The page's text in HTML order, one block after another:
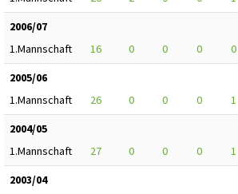
2006/07
1.Mannschaft
16 0 0 0 0
2005/06
1.Mannschaft
26 0 0 0 1
2004/05
1.Mannschaft
27 0 0 0 1
2003/04